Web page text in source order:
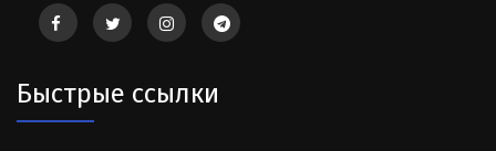
Быстрые ссылки